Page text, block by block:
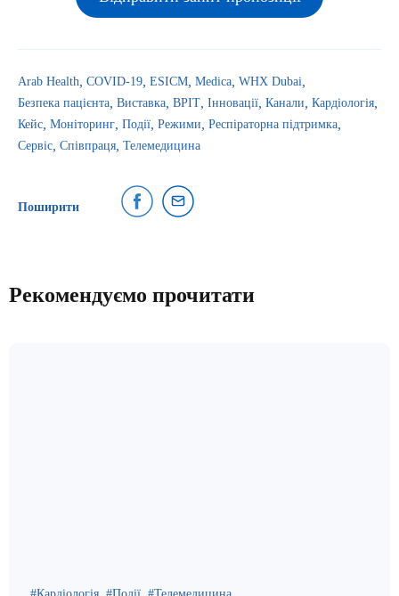
Arab Health COVID-19 ESICM Medica WHX Dubai
Безпека пацієнта Виставка ВРІТ Інновації Канали Кардіологія
Кейс Моніторинг Події Режими Респіраторна підтримка
Сервіс Співпраця Телемедицина
Поширити
Рекомендуємо прочитати